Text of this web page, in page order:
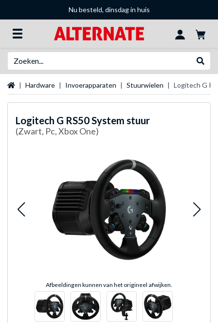
Nu besteld, dinsdag in huis
Startpagina
Hardware Invoerapparaten Stuurwielen Logitech G
Logitech G RS50 System stuur
(Zwart, Pc, Xbox One)
Afbeeldingen kunnen van het origineel afwijken.